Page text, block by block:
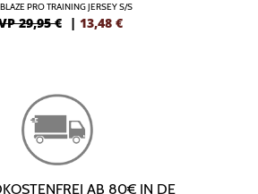
PRO TRAINING JERSEY S/S
29,95 € | 13,48 €
AB 80€ IN DE